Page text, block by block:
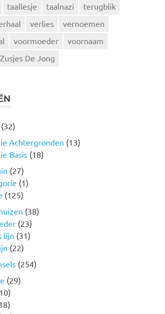
taallesje taalnazi
terugblik
verlies
vernoemen
voormoeder
voornaam
Zusjes De Jong
(32)
Achtergronden (13)
Basis (18)
(27)
(1)
(125)
(38)
(23)
lijn (31)
(22)
(254)
(29)